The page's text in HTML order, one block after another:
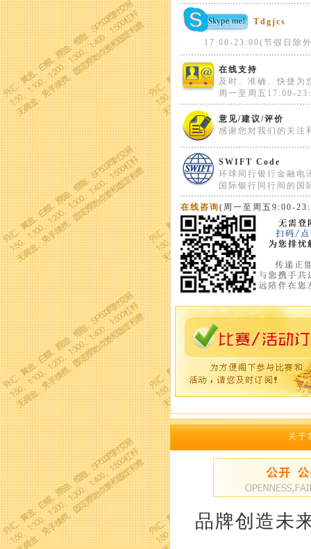
Tdgjcs
17:00-23:00(节假日除
在线支持
及时、准确、快捷为
周一至周五17:00-
意见/建议/评价
感谢您对我们的关注
SWIFT Code
环球同行银行金融电
国际银行同行间的国
在线咨询(周一至周五9:00-
关于
品牌创造未